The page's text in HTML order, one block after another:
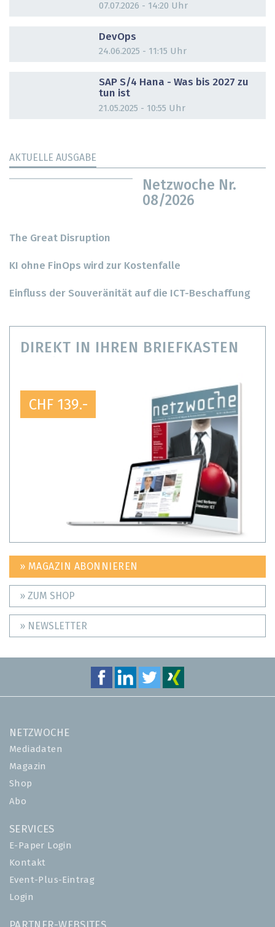
07.07.2026 - 14:20 Uhr
DevOps
24.06.2025 - 11:15 Uhr
SAP S/4 Hana - Was bis 2027 zu
tun ist
21.05.2025 - 10:55 Uhr
AKTUELLE AUSGABE
Netzwoche Nr.
08/2026
The Great Disruption
KI ohne FinOps wird zur Kostenfalle
Einfluss der Souveränität auf die ICT-Beschaffung
DIREKT IN IHREN BRIEFKASTEN
CHF 139.-
» MAGAZIN ABONNIEREN
» ZUM SHOP
» NEWSLETTER
NETZWOCHE
Mediadaten
Magazin
Shop
Abo
SERVICES
E-Paper Login
Kontakt
Event-Plus-Eintrag
Login